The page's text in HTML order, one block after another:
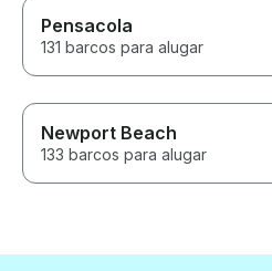
Pensacola
131 barcos para alugar
Newport Beach
133 barcos para alugar